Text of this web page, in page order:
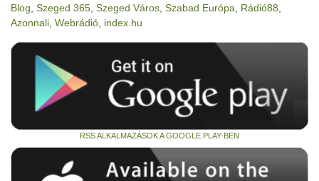
Blog Szeged 365 Szeged Város Szabad Európa Rádió88
Azonnali Webrádió index.hu
RSS ALKALMAZÁSOK A GOOGLE PLAY-BEN